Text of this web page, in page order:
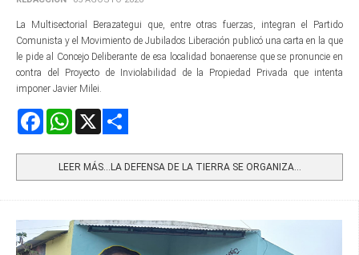
La Multisectorial Berazategui que, entre otras fuerzas, integran el Partido
Comunista y el Movimiento de Jubilados Liberación publicó una carta en la que
le pide al Concejo Deliberante de esa localidad bonaerense que se pronuncie en
contra del Proyecto de Inviolabilidad de la Propiedad Privada que intenta
imponer Javier Milei.
FacebookWhatsApp
LEER MÁS…LA DEFENSA DE LA TIERRA SE ORGANIZA...